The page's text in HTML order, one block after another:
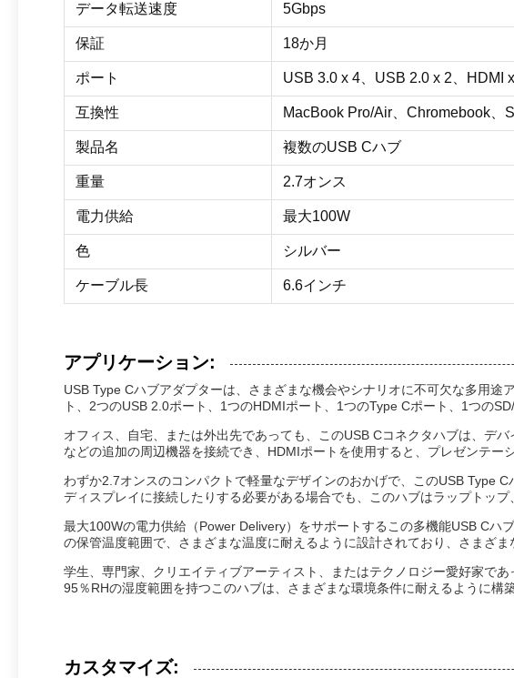
データ転送速度 5Gbps
保証 18か月
ポート USB 3.0 x 4、USB 2.0 x 2、HDMI
互換性 MacBook Pro/Air、Chromebook、
製品名 複数のUSB Cハブ
重量 2.7オンス
電力供給 最大100W
色 シルバー
ケーブル長 6.6インチ
アプリケーション:
USB Type Cハブアダプターは、さまざまな機会やシナリオに不可欠な多用
ト、2つのUSB 2.0ポート、1つのHDMIポート、1つのType Cポート、1つの
オフィス、自宅、または外出先であっても、このUSB Cコネクタハブは、デ
などの追加の周辺機器を接続でき、HDMIポートを使用すると、プレゼンテ
わずか2.7オンスのコンパクトで軽量なデザインのおかげで、このUSB Type
ディスプレイに接続したりする必要がある場合でも、このハブはラップトッ
最大100Wの電力供給（Power Delivery）をサポートするこの多機能USB C
の保管温度範囲で、さまざまな温度に耐えるように設計されており、さまざま
学生、専門家、クリエイティブアーティスト、またはテクノロジー愛好家で
95％RHの湿度範囲を持つこのハブは、さまざまな環境条件に耐えるように
カスタマイズ: